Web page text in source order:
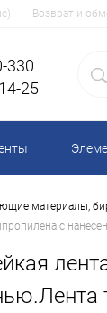
Возврат и
330
25
материалы,
с